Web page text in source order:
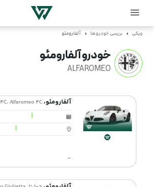
ویکی بررسی خودروها آلفارومئو
خودرو آلفارومئو
ALFAROMEO
آلفارومئو،4C، Alfaromeo 4C
|
|
-